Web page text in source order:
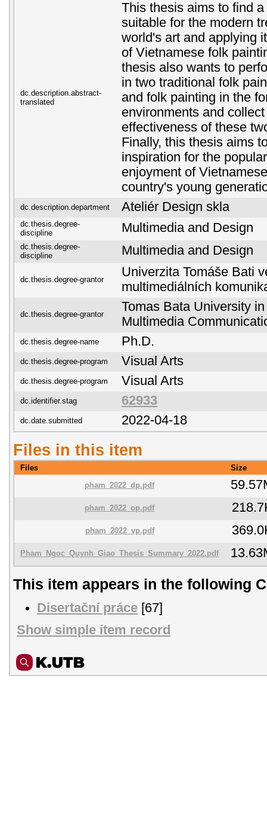
dc.description.abstract-
translated
This thesis aims to find
suitable for the modern
world's art and applying
of Vietnamese folk
thesis also wants to
in two traditional folk
and folk painting in the
environments and
effectiveness of these
Finally, this thesis aims
inspiration for the
enjoyment of
country's young
dc.description.department Ateliér Design skla
dc.thesis.degree-
discipline
Multimedia and Design
dc.thesis.degree-
discipline
Multimedia and Design
dc.thesis.degree-grantor
Univerzita Tomáše Bati
multimediálních
dc.thesis.degree-grantor
Tomas Bata University
Multimedia
dc.thesis.degree-name Ph.D.
dc.thesis.degree-program Visual Arts
dc.thesis.degree-program Visual Arts
dc.identifier.stag 62933
dc.date.submitted 2022-04-18
Files in this item
Files
Size
pham_2022_dp.pdf
pham_2022_op.pdf
pham_2022_vp.pdf
Pham_Ngoc_Quynh_Giao_Thesis_Summary_2022.pdf
This item appears in the following
Disertační práce [67]
Show simple item record